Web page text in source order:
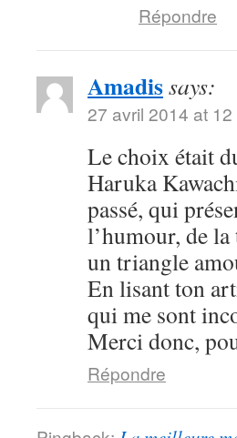
Répondre
Amadissays:
27 avril 2014 at
Le choix était
Haruka
passé, qui
l’humour, de
un triangle
En lisant ton
qui me sont
Merci donc,
Répondre